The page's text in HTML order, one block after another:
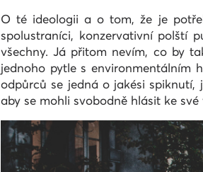
O té ideologii a o tom, že je
spolustraníci, konzervativní polští
všechny. Já přitom nevím, co by
jednoho pytle s environmentálním
odpůrců se jedná o jakési
aby se mohli svobodně hlásit ke své